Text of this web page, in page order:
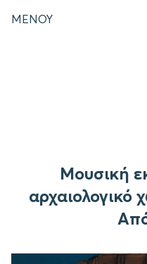
ΜΕΝΟΥ
Μουσική
αρχαιολογικό